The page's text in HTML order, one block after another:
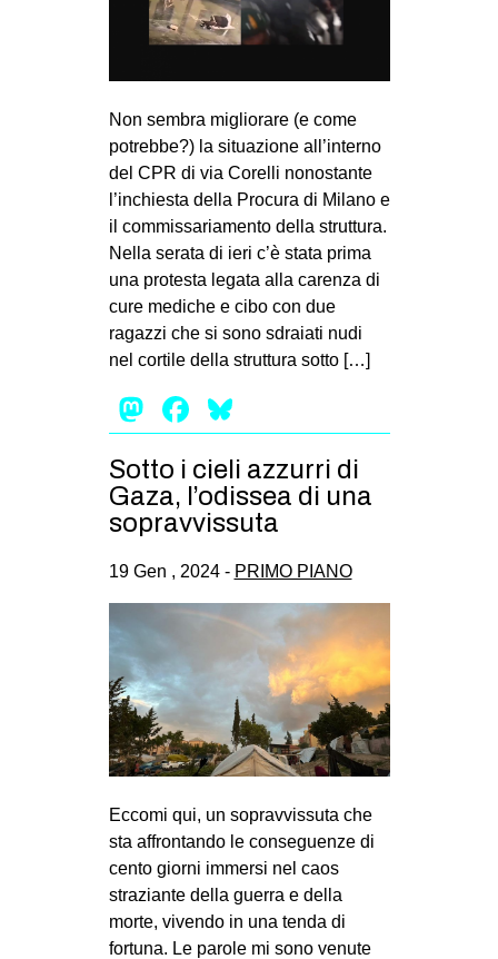
Non sembra migliorare (e come
potrebbe?) la situazione all’interno
del CPR di via Corelli nonostante
l’inchiesta della Procura di Milano e
il commissariamento della struttura.
Nella serata di ieri c’è stata prima
una protesta legata alla carenza di
cure mediche e cibo con due
ragazzi che si sono sdraiati nudi
nel cortile della struttura sotto […]
Mastodon
Facebook
Sotto i cieli azzurri di
Gaza, l’odissea di una
sopravvissuta
19 Gen , 2024 - PRIMO PIANO
Eccomi qui, un sopravvissuta che
sta affrontando le conseguenze di
cento giorni immersi nel caos
straziante della guerra e della
morte, vivendo in una tenda di
fortuna. Le parole mi sono venute